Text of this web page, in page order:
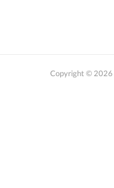
Copyright © 2026